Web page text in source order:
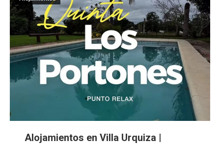
Alojamientos en Villa Urquiza |